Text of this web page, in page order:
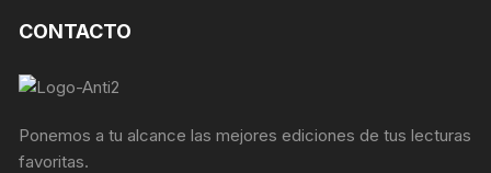
CONTACTO
Ponemos a tu alcance las mejores ediciones de tus lecturas
favoritas.